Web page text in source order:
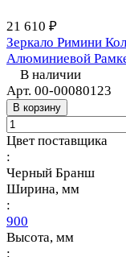
21 610 ₽
Зеркало Римини
Алюминиевой
В наличии
Арт. 00-00080123
В корзину
Цвет поставщика
:
Черный Бранш
Ширина, мм
:
900
Высота, мм
: